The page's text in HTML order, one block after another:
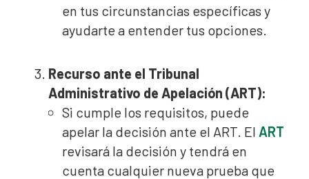
en tus circunstancias específicas y
ayudarte a entender tus opciones.
Recurso ante el Tribunal
Administrativo de Apelación (ART):
Si cumple los requisitos, puede
apelar la decisión ante el ART. El ART
revisará la decisión y tendrá en
cuenta cualquier nueva prueba que